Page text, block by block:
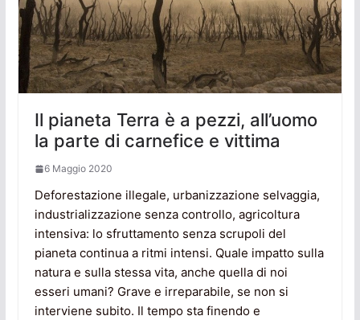
Il pianeta Terra è a pezzi, all’uomo
la parte di carnefice e vittima
6 Maggio 2020
Deforestazione illegale, urbanizzazione selvaggia,
industrializzazione senza controllo, agricoltura
intensiva: lo sfruttamento senza scrupoli del
pianeta continua a ritmi intensi. Quale impatto sulla
natura e sulla stessa vita, anche quella di noi
esseri umani? Grave e irreparabile, se non si
interviene subito. Il tempo sta finendo e